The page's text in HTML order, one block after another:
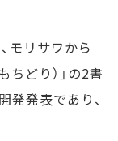
モリサワから
ちどり）」の2書
発発表であり、